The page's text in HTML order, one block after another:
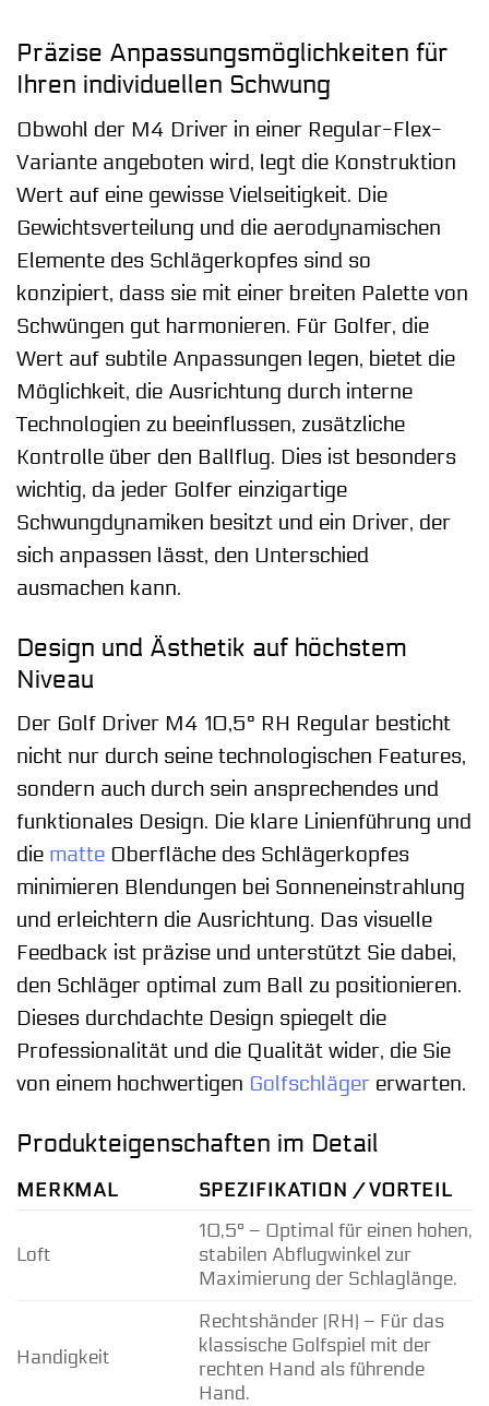
Präzise Anpassungsmöglichkeiten für
Ihren individuellen Schwung
Obwohl der M4 Driver in einer Regular-Flex-
Variante angeboten wird, legt die Konstruktion
Wert auf eine gewisse Vielseitigkeit. Die
Gewichtsverteilung und die aerodynamischen
Elemente des Schlägerkopfes sind so
konzipiert, dass sie mit einer breiten Palette von
Schwüngen gut harmonieren. Für Golfer, die
Wert auf subtile Anpassungen legen, bietet die
Möglichkeit, die Ausrichtung durch interne
Technologien zu beeinflussen, zusätzliche
Kontrolle über den Ballflug. Dies ist besonders
wichtig, da jeder Golfer einzigartige
Schwungdynamiken besitzt und ein Driver, der
sich anpassen lässt, den Unterschied
ausmachen kann.
Design und Ästhetik auf höchstem
Niveau
Der Golf Driver M4 10,5° RH Regular besticht
nicht nur durch seine technologischen Features,
sondern auch durch sein ansprechendes und
funktionales Design. Die klare Linienführung und
die matte Oberfläche des Schlägerkopfes
minimieren Blendungen bei Sonneneinstrahlung
und erleichtern die Ausrichtung. Das visuelle
Feedback ist präzise und unterstützt Sie dabei,
den Schläger optimal zum Ball zu positionieren.
Dieses durchdachte Design spiegelt die
Professionalität und die Qualität wider, die Sie
von einem hochwertigen Golfschläger erwarten.
Produkteigenschaften im Detail
MERKMAL SPEZIFIKATION / VORTEIL
Loft
10,5° – Optimal für einen hohen,
stabilen Abflugwinkel zur
Maximierung der Schlaglänge.
Handigkeit
Rechtshänder (RH) – Für das
klassische Golfspiel mit der
rechten Hand als führende
Hand.